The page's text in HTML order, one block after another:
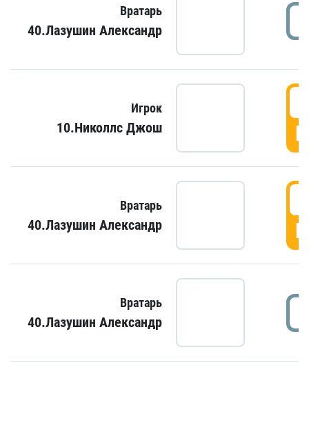
Вратарь
40.Лазушин Александр
Игрок
10.Николлс Джош
Вратарь
40.Лазушин Александр
Вратарь
40.Лазушин Александр